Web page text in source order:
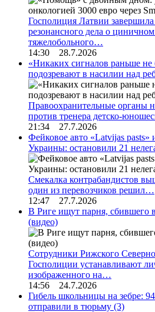
Госполиция Латвии завершила
резонансного дела о
тяжелобольного…
14:30 28.7.2026
«Никаких сигналов раньше не
подозревают в насилии над
Правоохранительные органы
против тренера детско-
21:34 27.7.2026
Фейковое авто «Latvijas pasts»
Украины: остановили 21
Смекалка контрабандистов
один из перевозчиков решил…
12:47 27.7.2026
В Риге ищут парня, сбившего
(видео)
Сотрудники Рижского
Госполиции устанавливают
изображенного на…
14:56 24.7.2026
Гибель школьницы на зебре:
отправили в тюрьму (3)